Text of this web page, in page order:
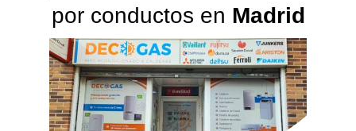
por conductos en Madrid